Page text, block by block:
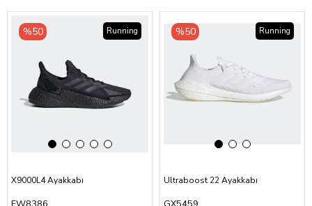
X9000L4 Ayakkabı
%50 Running
Ultraboost 22 Ayakkabı
%50 Running